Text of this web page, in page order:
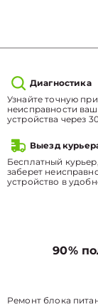
Диагностика
Узнайте точную
неисправности
устройства через
Выезд
Бесплатный
заберет
устройство в
90%
Ремонт блока